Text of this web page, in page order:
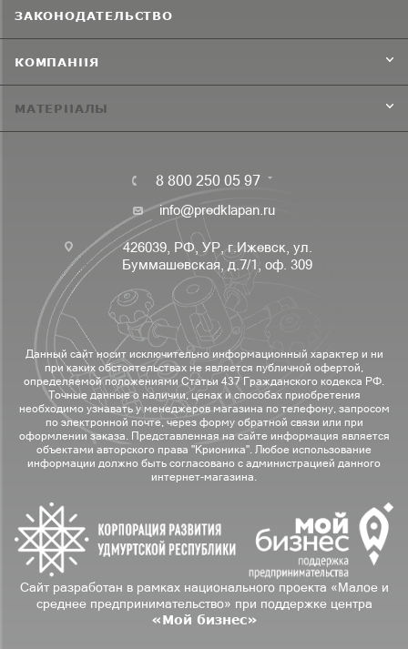
ЗАКОНОДАТЕЛЬСТВО
КОМПАНИЯ
МАТЕРИАЛЫ
8 800 250 05 97
info@predklapan.ru
426039, РФ, УР, г.Ижевск, ул.
Буммашевская, д.7/1, оф. 309
Данный сайт носит исключительно информационный характер и ни
при каких обстоятельствах не является публичной офертой,
определяемой положениями Статьи 437 Гражданского кодекса РФ.
Точные данные о наличии, ценах и способах приобретения
необходимо узнавать у менеджеров магазина по телефону, запросом
по электронной почте, через форму обратной связи или при
оформлении заказа. Представленная на сайте информация является
объектами авторского права "Крионика". Любое использование
информации должно быть согласовано с администрацией данного
интернет-магазина.
Сайт разработан в рамках национального проекта «Малое и
среднее предпринимательство» при поддержке центра
«Мой бизнес»